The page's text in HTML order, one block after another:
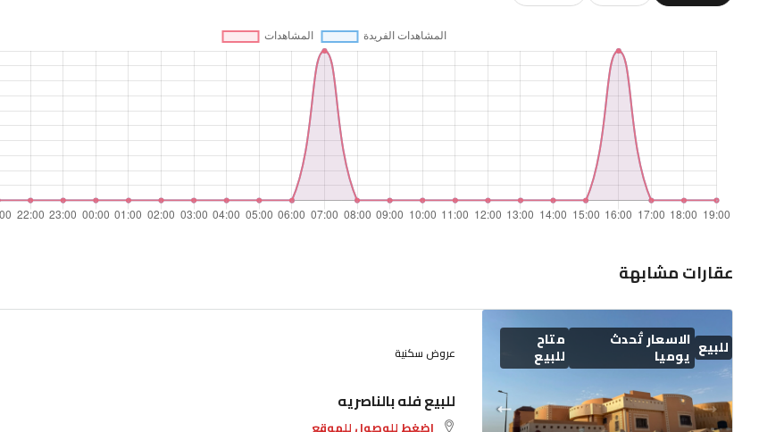
عقارات مشابهة
للبيع الاسعار تُحدث
يوميا
متاح
للبيع عروض سكنية
للبيع فله بالناصريه
اضغط للوصول للموقع